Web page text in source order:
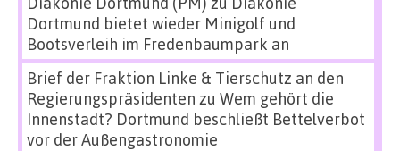
Dortmund bietet wieder Minigolf und
Bootsverleih im Fredenbaumpark an
Brief der Fraktion Linke & Tierschutz an den
Regierungspräsidenten zu Wem gehört die
Innenstadt? Dortmund beschließt Bettelverbot
vor der Außengastronomie